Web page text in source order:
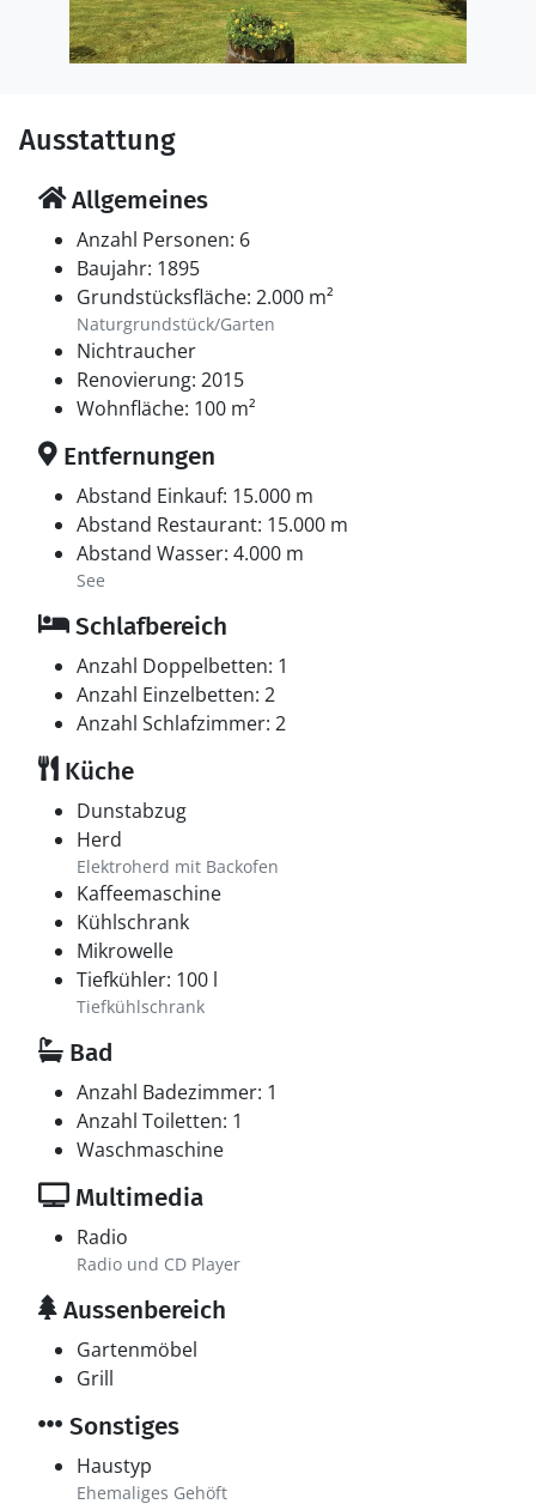
Ausstattung
Allgemeines
Anzahl Personen: 6
Baujahr: 1895
Grundstücksfläche: 2.000 m²
Naturgrundstück/Garten
Nichtraucher
Renovierung: 2015
Wohnfläche: 100 m²
Entfernungen
Abstand Einkauf: 15.000 m
Abstand Restaurant: 15.000 m
Abstand Wasser: 4.000 m
See
Schlafbereich
Anzahl Doppelbetten: 1
Anzahl Einzelbetten: 2
Anzahl Schlafzimmer: 2
Küche
Dunstabzug
Herd
Elektroherd mit Backofen
Kaffeemaschine
Kühlschrank
Mikrowelle
Tiefkühler: 100 l
Tiefkühlschrank
Bad
Anzahl Badezimmer: 1
Anzahl Toiletten: 1
Waschmaschine
Multimedia
Radio
Radio und CD Player
Aussenbereich
Gartenmöbel
Grill
Sonstiges
Haustyp
Ehemaliges Gehöft